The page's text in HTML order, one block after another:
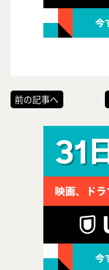
前の記事へ